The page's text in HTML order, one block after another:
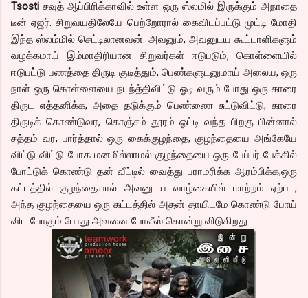
Tsostiசவுத் ஆப்பிரிக்காவில் உள்ள ஒரு ஸ்லமில் இருக்கும் அநாதை
டீன் ஏஜர். சிறுவயதிலேயே பெற்றோரால் கைவிடப்பட்டு முட்டி மோதி
இந்த ஸ்லம்மில் செட்டிலானவன். அவனும், அவனுடய கூட்டாளிகளும்
வழக்கமாய் இம்மாதிரியான சிறுவர்கள் ஈடுபடும், கொள்ளையில்
ஈடுபட்டு பணத்தை திருடி குடித்தும், பெண்களுடனுமாய் அலைய, ஒரு
நாள் ஒரு கொள்ளையை நடந்த்திவிட்டு ஓடி வரும் போது ஒரு காரை
திருட எத்தனிக்க, அதை தடுக்கும் பெண்ணை சுட்டுவிட்டு, காரை
திருடிக் கொண்டுவர, கொஞ்சம் தூரம் ஓட்டி வந்த பிறகு பின்னால்
சத்தம் வர, பார்த்தால் ஒரு கைக்குழந்தை, குழந்தையை அங்கேயே
விட்டு விட்டு போக மனமில்லாமல் குழந்தையை ஒரு பேப்பர் பேக்கில்
போட்டுக் கொண்டு தன் வீட்டில் வைத்து பராமரிக்க ஆரம்பிக்க,ஒரு
கட்டத்தில் குழந்தையால் அவனுடய வாழ்கையில் மாற்றம் ஏற்பட,
அந்த குழந்தையை ஒரு கட்டத்தில் அதன் தாயிடமே கொண்டு போய்
விட போகும் போது அவனை போலீஸ் கொன்று விடுகிறது.